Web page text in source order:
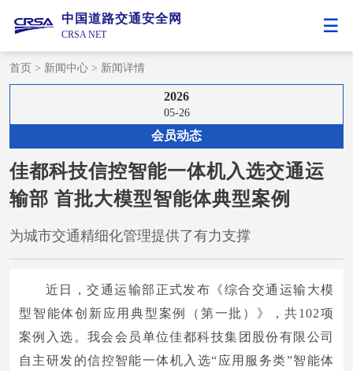
中国道路交通安全网
CRSA NET
首页 > 新闻中心 > 新闻详情
2026
05-26
会员动态
佳都科技信控智能一体机入选交通运
输部 首批大模型智能体典型案例
为城市交通精细化管理提供了有力支撑
近日，交通运输部正式发布《综合交通运输大模
型智能体创新应用典型案例（第一批）》，共102项
案例入选。我会会员单位佳都科技集团股份有限公司
自主研发的信控智能一体机入选“应用服务类”智能体